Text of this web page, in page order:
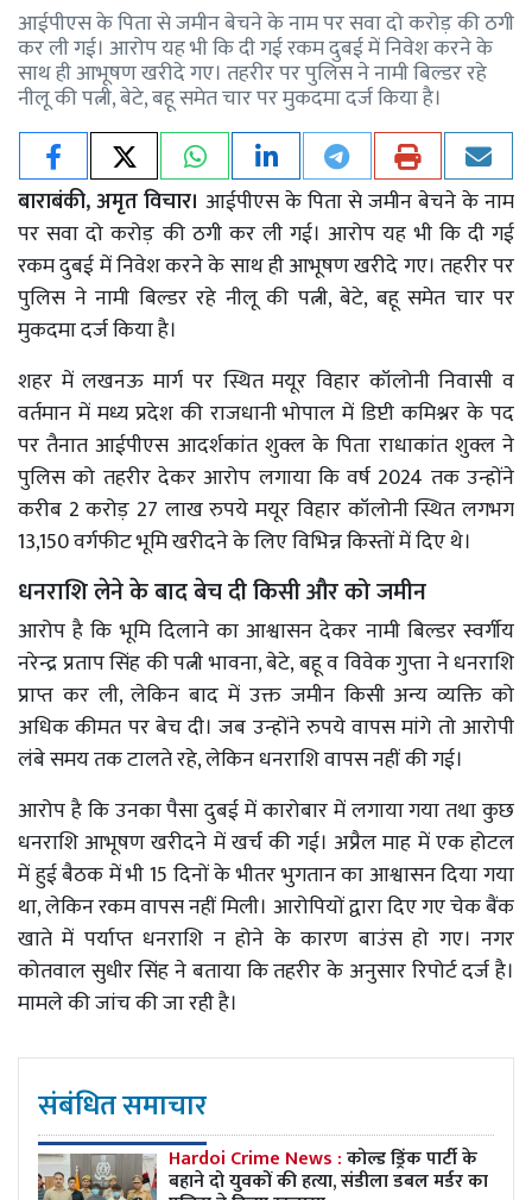
आईपीएस के पिता से जमीन बेचने के नाम पर सवा दो करोड़ की ठगी
कर ली गई। आरोप यह भी कि दी गई रकम दुबई में निवेश करने के
साथ ही आभूषण खरीदे गए। तहरीर पर पुलिस ने नामी बिल्डर रहे
नीलू की पत्नी, बेटे, बहू समेत चार पर मुकदमा दर्ज किया है।
बाराबंकी, अमृत विचार। आईपीएस के पिता से जमीन बेचने के नाम
पर सवा दो करोड़ की ठगी कर ली गई। आरोप यह भी कि दी गई
रकम दुबई में निवेश करने के साथ ही आभूषण खरीदे गए। तहरीर पर
पुलिस ने नामी बिल्डर रहे नीलू की पत्नी, बेटे, बहू समेत चार पर
मुकदमा दर्ज किया है।
शहर में लखनऊ मार्ग पर स्थित मयूर विहार कॉलोनी निवासी व
वर्तमान में मध्य प्रदेश की राजधानी भोपाल में डिप्टी कमिश्नर के पद
पर तैनात आईपीएस आदर्शकांत शुक्ल के पिता राधाकांत शुक्ल ने
पुलिस को तहरीर देकर आरोप लगाया कि वर्ष 2024 तक उन्होंने
करीब 2 करोड़ 27 लाख रुपये मयूर विहार कॉलोनी स्थित लगभग
13,150 वर्गफीट भूमि खरीदने के लिए विभिन्न किस्तों में दिए थे।
धनराशि लेने के बाद बेच दी किसी और को जमीन
आरोप है कि भूमि दिलाने का आश्वासन देकर नामी बिल्डर स्वर्गीय
नरेन्द्र प्रताप सिंह की पत्नी भावना, बेटे, बहू व विवेक गुप्ता ने धनराशि
प्राप्त कर ली, लेकिन बाद में उक्त जमीन किसी अन्य व्यक्ति को
अधिक कीमत पर बेच दी। जब उन्होंने रुपये वापस मांगे तो आरोपी
लंबे समय तक टालते रहे, लेकिन धनराशि वापस नहीं की गई।
आरोप है कि उनका पैसा दुबई में कारोबार में लगाया गया तथा कुछ
धनराशि आभूषण खरीदने में खर्च की गई। अप्रैल माह में एक होटल
में हुई बैठक में भी 15 दिनों के भीतर भुगतान का आश्वासन दिया गया
था, लेकिन रकम वापस नहीं मिली। आरोपियों द्वारा दिए गए चेक बैंक
खाते में पर्याप्त धनराशि न होने के कारण बाउंस हो गए। नगर
कोतवाल सुधीर सिंह ने बताया कि तहरीर के अनुसार रिपोर्ट दर्ज है।
मामले की जांच की जा रही है।
संबंधित समाचार
Hardoi Crime News :कोल्ड ड्रिंक पार्टी के
बहाने दो युवकों की हत्या, संडीला डबल मर्डर का